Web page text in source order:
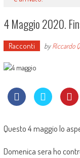
4 Maggio 2020.
Racconti byRiccardo
Questo 4 maggio lo
Domenica sera ho